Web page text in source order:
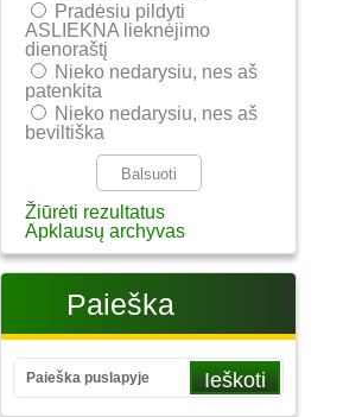
Pradėsiu pildyti
ASLIEKNA lieknėjimo
dienoraštį
Nieko nedarysiu, nes aš
patenkita
Nieko nedarysiu, nes aš
beviltiška
Žiūrėti rezultatus
Apklausų archyvas
Paieška